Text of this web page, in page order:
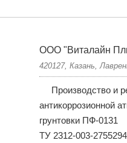
ООО "Виталайн
420127, Казань,
Производство и
антикоррозионной
грунтовки ПФ-0131
ТУ 2312-003-